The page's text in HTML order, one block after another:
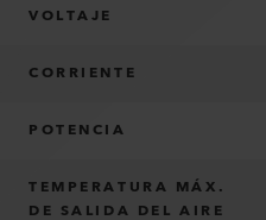
VOLTAJE
CORRIENTE
POTENCIA
TEMPERATURA MÁX.
DE SALIDA DEL AIRE